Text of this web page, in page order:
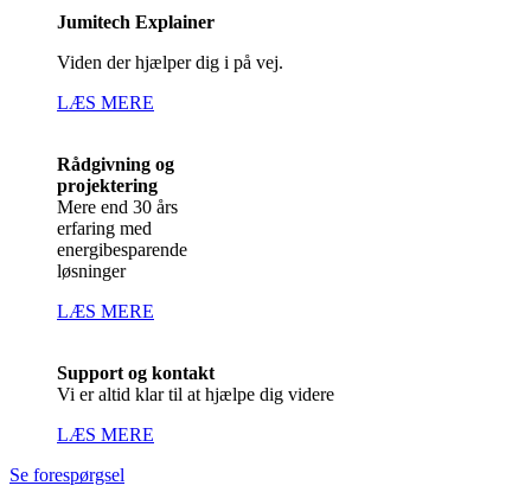
Jumitech Explainer
Viden der hjælper dig i på vej.
LÆS MERE
Rådgivning og
projektering
Mere end 30 års
erfaring med
energibesparende
løsninger
LÆS MERE
Support og kontakt
Vi er altid klar til at hjælpe dig videre
LÆS MERE
Se forespørgsel